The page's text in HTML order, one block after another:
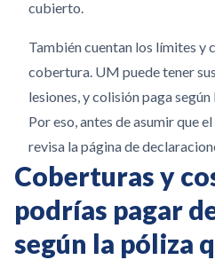
cubierto.
También cuentan los límites y
cobertura. UM puede tener
lesiones, y colisión paga
Por eso, antes de asumir que
revisa la página de
Coberturas y
podrías pagar
según la póliza